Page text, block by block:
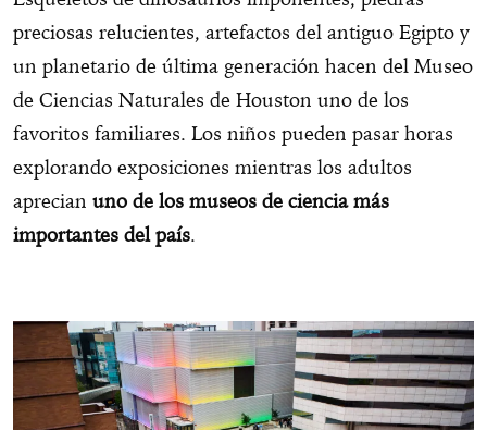
preciosas relucientes, artefactos del antiguo Egipto y
un planetario de última generación hacen del Museo
de Ciencias Naturales de Houston uno de los
favoritos familiares. Los niños pueden pasar horas
explorando exposiciones mientras los adultos
aprecian uno de los museos de ciencia más
importantes del país.